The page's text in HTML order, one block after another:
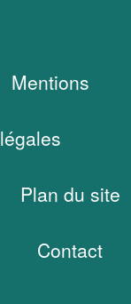
Mentions
légales
Plan du site
Contact